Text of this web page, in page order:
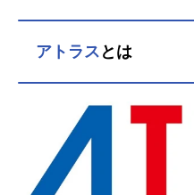
アトラス とは